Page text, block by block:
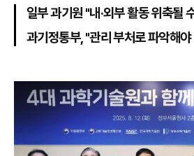
일부 과기원 "내·외부 활동 위축될
과기정통부, "관리 부처로 파악해